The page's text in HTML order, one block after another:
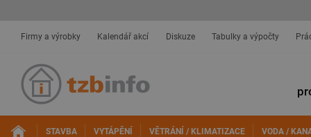
Firmy a výrobky Kalendář akcí Diskuze Tabulky a výpočty
STAVBA VYTÁPĚNÍ VĚTRÁNÍ / KLIMATIZACE VODA /